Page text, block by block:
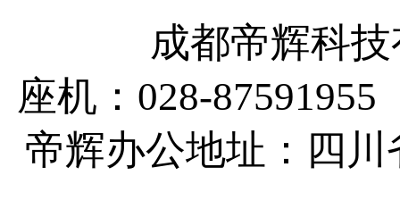
成都帝辉科
座机：028-
帝辉办公地址：四